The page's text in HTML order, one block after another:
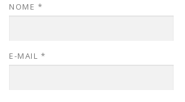
NOME *
E-MAIL *